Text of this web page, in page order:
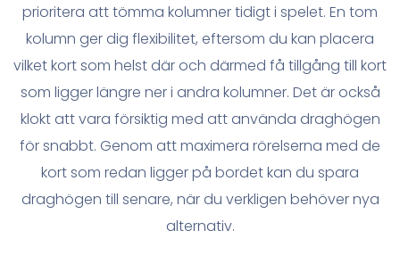
prioritera att tömma kolumner tidigt i spelet. En tom
kolumn ger dig flexibilitet, eftersom du kan placera
vilket kort som helst där och därmed få tillgång till kort
som ligger längre ner i andra kolumner. Det är också
klokt att vara försiktig med att använda draghögen
för snabbt. Genom att maximera rörelserna med de
kort som redan ligger på bordet kan du spara
draghögen till senare, när du verkligen behöver nya
alternativ.